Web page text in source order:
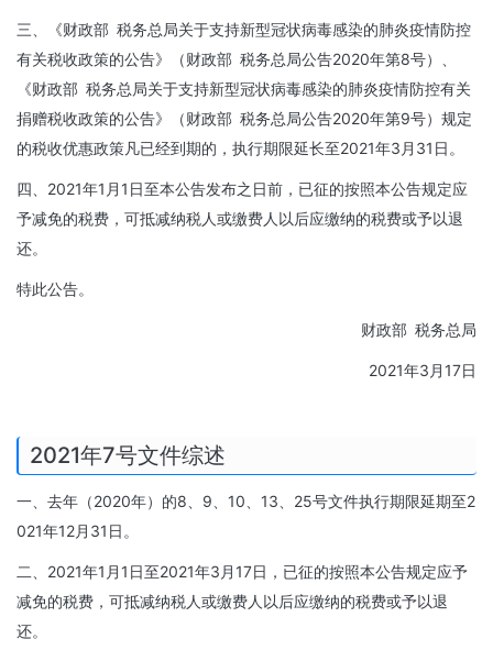
三、《财政部 税务总局关于支持新型冠状病毒感染的肺炎疫情防控
有关税收政策的公告》（财政部 税务总局公告2020年第8号）、
《财政部 税务总局关于支持新型冠状病毒感染的肺炎疫情防控有关
捐赠税收政策的公告》（财政部 税务总局公告2020年第9号）规定
的税收优惠政策凡已经到期的，执行期限延长至2021年3月31日。
四、2021年1月1日至本公告发布之日前，已征的按照本公告规定应
予减免的税费，可抵减纳税人或缴费人以后应缴纳的税费或予以退
还。
特此公告。
财政部 税务总局
2021年3月17日
2021年7号文件综述
一、去年（2020年）的8、9、10、13、25号文件执行期限延期至2
021年12月31日。
二、2021年1月1日至2021年3月17日，已征的按照本公告规定应予
减免的税费，可抵减纳税人或缴费人以后应缴纳的税费或予以退
还。